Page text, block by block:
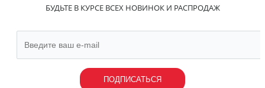
БУДЬТЕ В КУРСЕ ВСЕХ НОВИНОК И РАСПРОДАЖ
ПОДПИСАТЬСЯ